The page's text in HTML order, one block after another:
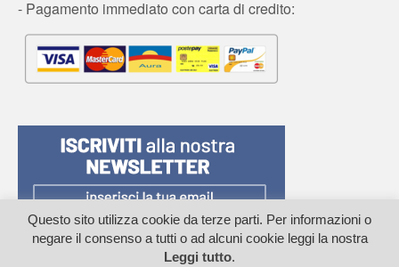
- Pagamento immediato con carta di credito:
Questo sito utilizza cookie da terze parti. Per informazioni o
negare il consenso a tutti o ad alcuni cookie leggi la nostra
Leggi tutto.